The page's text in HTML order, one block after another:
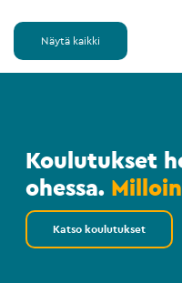
Näytä kaikki
Koulutukset
ohessa.
Katso koulutukset